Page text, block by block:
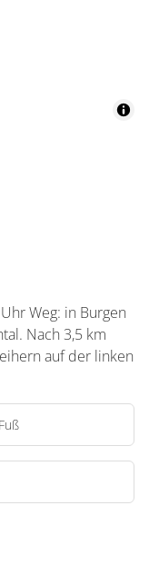
Weg: in Burgen
Nach 3,5 km
auf der linken